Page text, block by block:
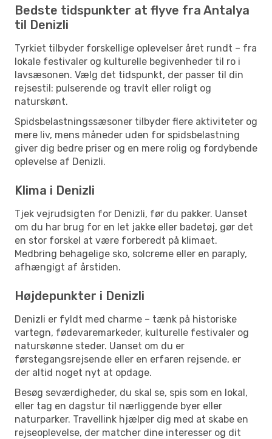
Bedste tidspunkter at flyve fra Antalya
til Denizli
Tyrkiet tilbyder forskellige oplevelser året rundt – fra
lokale festivaler og kulturelle begivenheder til ro i
lavsæsonen. Vælg det tidspunkt, der passer til din
rejsestil: pulserende og travlt eller roligt og
naturskønt.
Spidsbelastningssæsoner tilbyder flere aktiviteter og
mere liv, mens måneder uden for spidsbelastning
giver dig bedre priser og en mere rolig og fordybende
oplevelse af Denizli.
Klima i Denizli
Tjek vejrudsigten for Denizli, før du pakker. Uanset
om du har brug for en let jakke eller badetøj, gør det
en stor forskel at være forberedt på klimaet.
Medbring behagelige sko, solcreme eller en paraply,
afhængigt af årstiden.
Højdepunkter i Denizli
Denizli er fyldt med charme – tænk på historiske
vartegn, fødevaremarkeder, kulturelle festivaler og
naturskønne steder. Uanset om du er
førstegangsrejsende eller en erfaren rejsende, er
der altid noget nyt at opdage.
Besøg seværdigheder, du skal se, spis som en lokal,
eller tag en dagstur til nærliggende byer eller
naturparker. Travellink hjælper dig med at skabe en
rejseoplevelse, der matcher dine interesser og dit